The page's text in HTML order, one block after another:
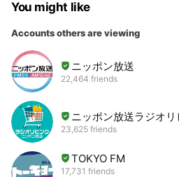
You might like
Accounts others are viewing
ニッポン放送
22,464 friends
ニッポン放送ラジオ
23,625 friends
TOKYO FM
17,731 friends